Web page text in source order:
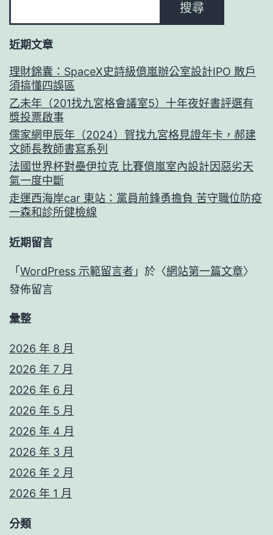
搜尋
近期文章
理財錦囊：SpaceX史詩級億嵐辦公室設計IPO 散戶
須搞懂四誤區
乙未年（201找九宮格會議室5）十年夜好書評選有
獎投票啟事
儒家網甲辰年（2024）賀找九宮格見證年卡，郝建
文師長教師書寫系列
法國世界杯對壘伊拉克 比賽億嵐室內設計因惡劣天
氣一度中斷
走運西海岸car 東站：黨員前鋒勇擔負 苦守職位防疫
一森和診所健檢線
近期留言
「 WordPress 示範留言者 」於〈網站第一篇文章〉
發佈留言
彙整
2026 年 8 月
2026 年 7 月
2026 年 6 月
2026 年 5 月
2026 年 4 月
2026 年 3 月
2026 年 2 月
2026 年 1 月
分類